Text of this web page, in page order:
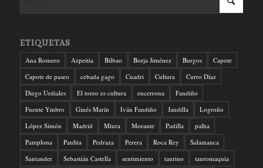
ETIQUETAS
Ana Romero Azpeitia Bilbao Borja Jiménez Burgos
Capote
Capote de paseo
cebada gago Cuadri Cultura
Curro Díaz
Diego Urdiales
El toreo es cultura encerrona
Fandiño
Fuente Ymbro
Ginés Marín Iván Fandiño Jandilla
Logroño
López Simón
Madrid Miura Morante Padilla
palha
Pamplona
Paulita Pedraza Perera Roca Rey
Salamanca
Santander
Sebastián Castella sentimiento taurino
tauromaquia